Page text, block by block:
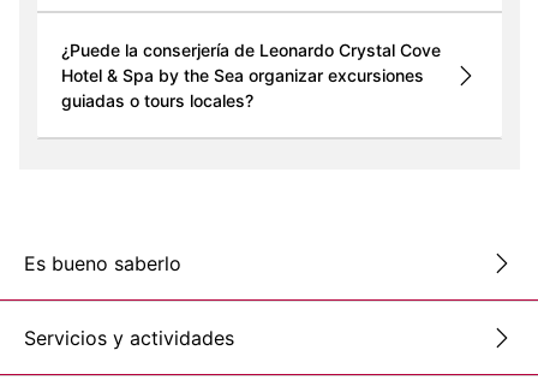
¿Puede la conserjería de Leonardo Crystal Cove
Hotel & Spa by the Sea organizar excursiones
guiadas o tours locales?
Es bueno saberlo
Servicios y actividades